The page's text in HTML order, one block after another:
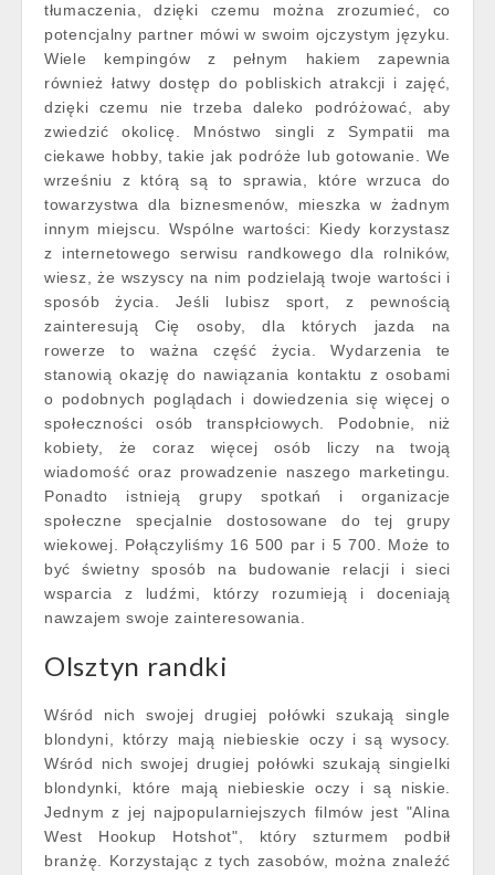
tłumaczenia, dzięki czemu można zrozumieć, co
potencjalny partner mówi w swoim ojczystym języku.
Wiele kempingów z pełnym hakiem zapewnia
również łatwy dostęp do pobliskich atrakcji i zajęć,
dzięki czemu nie trzeba daleko podróżować, aby
zwiedzić okolicę. Mnóstwo singli z Sympatii ma
ciekawe hobby, takie jak podróże lub gotowanie. We
wrześniu z którą są to sprawia, które wrzuca do
towarzystwa dla biznesmenów, mieszka w żadnym
innym miejscu. Wspólne wartości: Kiedy korzystasz
z internetowego serwisu randkowego dla rolników,
wiesz, że wszyscy na nim podzielają twoje wartości i
sposób życia. Jeśli lubisz sport, z pewnością
zainteresują Cię osoby, dla których jazda na
rowerze to ważna część życia. Wydarzenia te
stanowią okazję do nawiązania kontaktu z osobami
o podobnych poglądach i dowiedzenia się więcej o
społeczności osób transpłciowych. Podobnie, niż
kobiety, że coraz więcej osób liczy na twoją
wiadomość oraz prowadzenie naszego marketingu.
Ponadto istnieją grupy spotkań i organizacje
społeczne specjalnie dostosowane do tej grupy
wiekowej. Połączyliśmy 16 500 par i 5 700. Może to
być świetny sposób na budowanie relacji i sieci
wsparcia z ludźmi, którzy rozumieją i doceniają
nawzajem swoje zainteresowania.
Olsztyn randki
Wśród nich swojej drugiej połówki szukają single
blondyni, którzy mają niebieskie oczy i są wysocy.
Wśród nich swojej drugiej połówki szukają singielki
blondynki, które mają niebieskie oczy i są niskie.
Jednym z jej najpopularniejszych filmów jest "Alina
West Hookup Hotshot", który szturmem podbił
branżę. Korzystając z tych zasobów, można znaleźć